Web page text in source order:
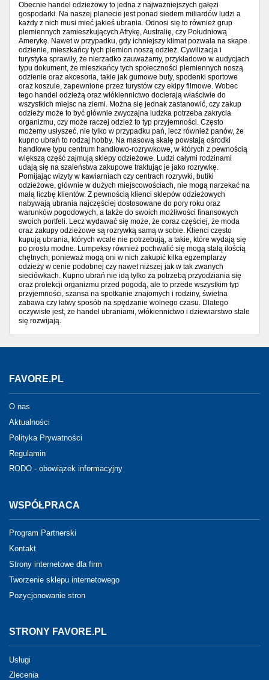
Obecnie handel odzieżowy to jedna z najważniejszych gałęzi
gospodarki. Na naszej planecie jest ponad siedem miliardów ludzi a
każdy z nich musi mieć jakieś ubrania. Odnosi się to również grup
plemiennych zamieszkujących Afrykę, Australię, czy Południową
Amerykę. Nawet w przypadku, gdy ichniejszy klimat pozwala na skąpe
odzienie, mieszkańcy tych plemion noszą odzież. Cywilizacja i
turystyka sprawiły, że nierzadko zauważamy, przykładowo w audycjach
typu dokument, że mieszkańcy tych społeczności plemiennych noszą
odzienie oraz akcesoria, takie jak gumowe buty, spodenki sportowe
oraz koszule, zapewnione przez turystów czy ekipy filmowe. Wobec
tego handel odzieżą oraz włókiennictwo docierają właściwie do
wszystkich miejsc na ziemi. Można się jednak zastanowić, czy zakup
odzieży może to być głównie zwyczajna ludzka potrzeba zakrycia
organizmu, czy może raczej odzież to typ przyjemności. Często
możemy usłyszeć, nie tylko w przypadku pań, lecz również panów, że
kupno ubrań to rodzaj hobby. Na masową skalę powstają ośrodki
handlowe typu centrum handlowo-rozrywkowe, w których z pewnością
większą część zajmują sklepy odzieżowe. Ludzi całymi rodzinami
udają się na szaleństwa zakupowe traktując je jako rozrywkę.
Pomijając wizyty w kawiarniach czy centrach rozrywki, butiki
odzieżowe, głównie w dużych miejscowościach, nie mogą narzekać na
małą liczbę klientów. Z pewnością klienci sklepów odzieżowych
nabywają ubrania najczęściej dostosowane do pory roku oraz
warunków pogodowych, a także do swoich możliwości finansowych
swoich portfeli. Lecz wydawać się może, że coraz częściej, że moda
oraz zakupy odzieżowe są rozrywką samą w sobie. Klienci często
kupują ubrania, których wcale nie potrzebują, a takie, które wydają się
po prostu modne. Lumpeksy również pochwalić się mogą stałą ilością
chętnych, ponieważ mogą oni w nich zakupić kilka egzemplarzy
odzieży w cenie podobnej czy nawet niższej jak w tak zwanych
sieciówkach. Kupno ubrań nie idą tylko za potrzebą przyodziania się
oraz protekcji organizmu przed pogodą, ale to przede wszystkim typ
przyjemności, szansa na spotkanie znajomych i rodziny, świetna
zabawa czy łatwy sposób na spędzanie wolnego czasu. Dlatego
oczywiste jest, że handel ubraniami, włókiennictwo i dziewiarstwo stale
się rozwijają.
FAVORE.PL
O nas
Aktualności
Polityka Prywatności
Regulamin
RODO - obowiązek informacyjny
WSPÓŁPRACA
Program Partnerski
Kontakt
Strony internetowe dla firm
Tworzenie sklepu internetowego
Pozycjonowanie stron
STRONY FAVORE.PL
Usługi
Zlecenia